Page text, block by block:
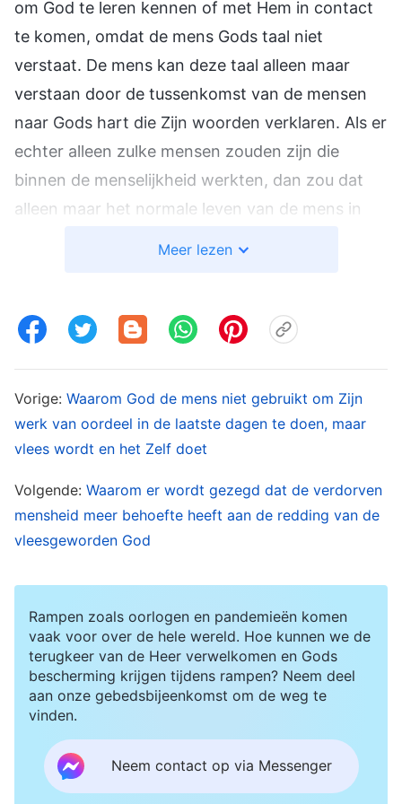
om God te leren kennen of met Hem in contact
te komen, omdat de mens Gods taal niet
verstaat. De mens kan deze taal alleen maar
verstaan door de tussenkomst van de mensen
naar Gods hart die Zijn woorden verklaren. Als er
echter alleen zulke mensen zouden zijn die
binnen de menselijkheid werkten, dan zou dat
alleen maar het normale leven van de mens in
zou gewoon hetzelfde liedje zijn: dezelfde
gezegd moet worden en alles doet wat er
gedaan moet worden tijdens de periode van Zijn
Zijn woorden en deze zullen ervaren, alleen zo
kan hun levensgezindheid veranderen en kunnen
zij met de tijd meegaan. Hij die werkt binnen het
goddelijke vertegenwoordigt God, terwijl zij die
werken binnen de menselijkheid mensen zijn die
door God worden gebruikt. Dat wil zeggen: de
vleesgeworden God is wezenlijk anders dan de
mensen die door God worden gebruikt. De
vleesgeworden God kan het werk van
goddelijkheid verrichten, terwijl de mensen die
door God worden gebruikt dat niet kunnen. Aan
Meer lezen
Vorige: Waarom God de mens niet gebruikt om Zijn
werk van oordeel in de laatste dagen te doen, maar
vlees wordt en het Zelf doet
Volgende: Waarom er wordt gezegd dat de verdorven
mensheid meer behoefte heeft aan de redding van de
vleesgeworden God
Rampen zoals oorlogen en pandemieën komen
vaak voor over de hele wereld. Hoe kunnen we de
terugkeer van de Heer verwelkomen en Gods
bescherming krijgen tijdens rampen? Neem deel
aan onze gebedsbijeenkomst om de weg te
vinden.
Neem contact op via Messenger